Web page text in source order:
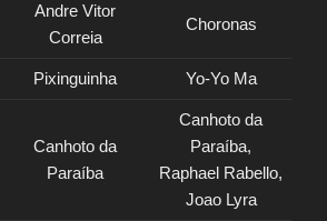
Andre Vitor
Correia
Choronas
Pixinguinha Yo-Yo Ma
Canhoto da
Paraíba
Canhoto da
Paraíba,
Raphael Rabello,
Joao Lyra